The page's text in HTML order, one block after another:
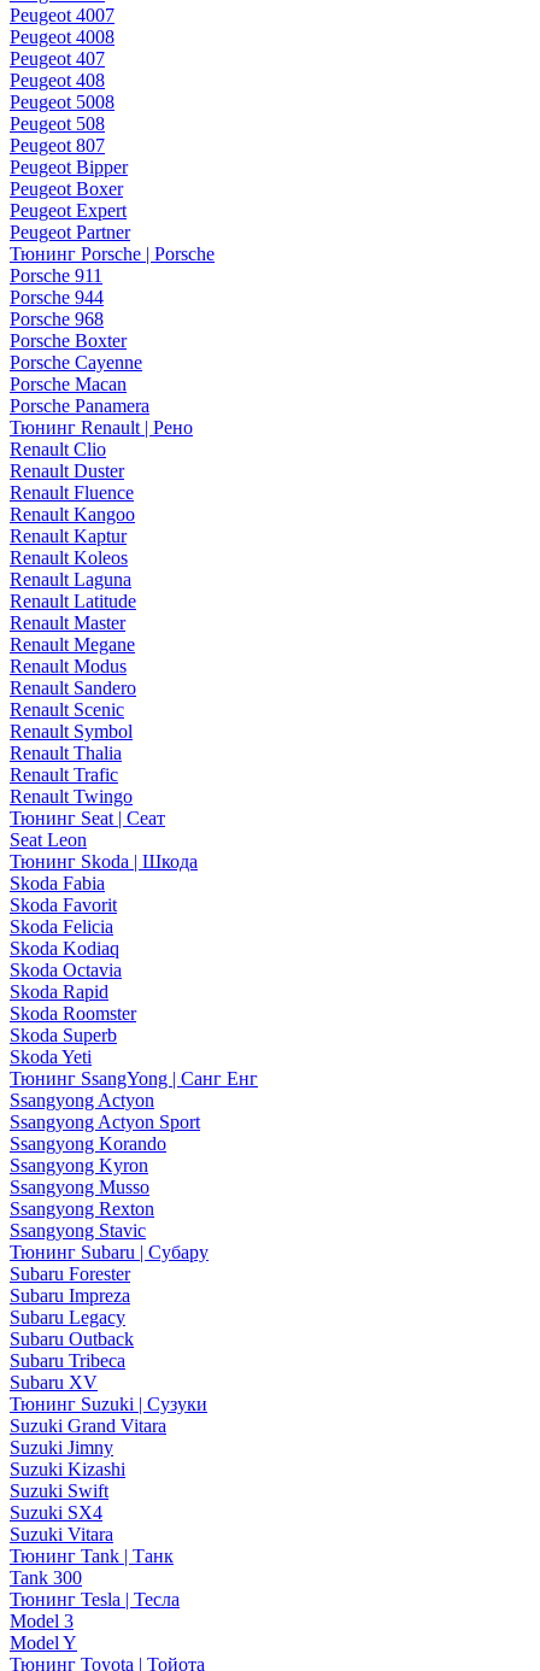
Peugeot 4007
Peugeot 4008
Peugeot 407
Peugeot 408
Peugeot 5008
Peugeot 508
Peugeot 807
Peugeot Bipper
Peugeot Boxer
Peugeot Expert
Peugeot Partner
Тюнинг Porsche | Porsche
Porsche 911
Porsche 944
Porsche 968
Porsche Boxter
Porsche Cayenne
Porsche Macan
Porsche Panamera
Тюнинг Renault | Рено
Renault Clio
Renault Duster
Renault Fluence
Renault Kangoo
Renault Kaptur
Renault Koleos
Renault Laguna
Renault Latitude
Renault Master
Renault Megane
Renault Modus
Renault Sandero
Renault Scenic
Renault Symbol
Renault Thalia
Renault Trafic
Renault Twingo
Тюнинг Seat | Сеат
Seat Leon
Тюнинг Skoda | Шкода
Skoda Fabia
Skoda Favorit
Skoda Felicia
Skoda Kodiaq
Skoda Octavia
Skoda Rapid
Skoda Roomster
Skoda Superb
Skoda Yeti
Тюнинг SsangYong | Санг Енг
Ssangyong Actyon
Ssangyong Actyon Sport
Ssangyong Korando
Ssangyong Kyron
Ssangyong Musso
Ssangyong Rexton
Ssangyong Stavic
Тюнинг Subaru | Субару
Subaru Forester
Subaru Impreza
Subaru Legacy
Subaru Outback
Subaru Tribeca
Subaru XV
Тюнинг Suzuki | Сузуки
Suzuki Grand Vitara
Suzuki Jimny
Suzuki Kizashi
Suzuki Swift
Suzuki SX4
Suzuki Vitara
Тюнинг Tank | Танк
Tank 300
Тюнинг Tesla | Тесла
Model 3
Model Y
Тюнинг Toyota | Тойота